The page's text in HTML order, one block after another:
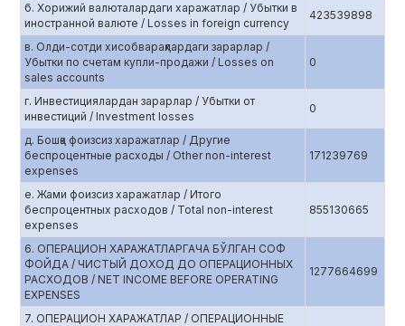
б. Хорижий валюталардаги харажатлар / Убытки в
иностранной валюте / Losses in foreign currency
423539898
в. Олди-сотди хисобварақлардаги зарарлар /
Убытки по счетам купли-продажи / Losses on
sales accounts
0
г. Инвестициялардан зарарлар / Убытки от
инвестиций / Investment losses
0
д. Бошқа фоизсиз харажатлар / Другие
беспроцентные расходы / Other non-interest
expenses
171239769
е. Жами фоизсиз харажатлар / Итого
беспроцентных расходов / Total non-interest
expenses
855130665
6. ОПЕРАЦИОН ХАРАЖАТЛАРГАЧА БЎЛГАН СОФ
ФОЙДА / ЧИСТЫЙ ДОХОД ДО ОПЕРАЦИОННЫХ
РАСХОДОВ / NET INCOME BEFORE OPERATING
EXPENSES
1277664699
7. ОПЕРАЦИОН ХАРАЖАТЛАР / ОПЕРАЦИОННЫЕ